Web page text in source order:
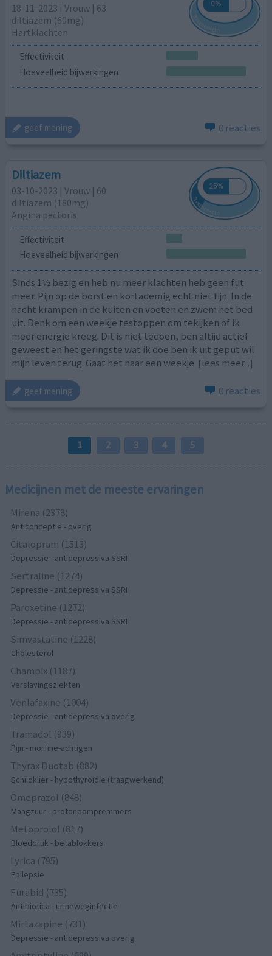
18-11-2023 | Vrouw | 63
diltiazem (60mg)
Hartklachten
Effectiviteit
Hoeveelheid bijwerkingen
geef mening 0 reacties
Diltiazem
03-10-2023 | Vrouw | 60
diltiazem (180mg)
Angina pectoris
Effectiviteit
Hoeveelheid bijwerkingen
Sinds 1½ bezig en heb nu meer klachten heb geen fut
meer. Pijn op de borst en kortademig echt niet fijn. In de
nacht krampen in de kuiten en voeten en zwem het bed
uit. Denk om een weekje testoppen om tekijken of ik
meer energie kreeg. Dit is niet tedoen, ben altijd actief
geweest en het geringste wat ik doe ben ik uit geput wil
mijn leven terug. Gaat het naar een weekje [lees meer...]
geef mening 0 reacties
1 2 3 4 5
Medicijnen met de meeste ervaringen
Mirena (2378)
Anticonceptie - overig
Citalopram (1513)
Depressie - antidepressiva SSRI
Sertraline (1274)
Depressie - antidepressiva SSRI
Paroxetine (1272)
Depressie - antidepressiva SSRI
Simvastatine (1228)
Cholesterol
Champix (1187)
Verslavingsziekten
Venlafaxine (1004)
Depressie - antidepressiva overig
Tramadol (939)
Pijn - morfine-achtigen
Thyrax Duotab (882)
Schildklier - hypothyroidie (traagwerkend)
Omeprazol (848)
Maagzuur - protonpompremmers
Metoprolol (817)
Bloeddruk - betablokkers
Lyrica (795)
Epilepsie
Furabid (735)
Antibiotica - urineweginfectie
Mirtazapine (731)
Depressie - antidepressiva overig